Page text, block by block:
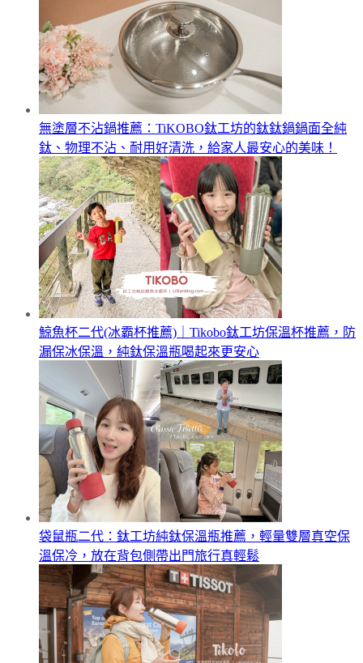
無塗層不沾鍋推薦：TiKOBO鈦工坊的鈦鈦鍋鍋面全純
鈦、物理不沾、耐用好清洗，給家人最安心的美味！
鯨魚杯二代(冰霸杯推薦)｜Tikobo鈦工坊保溫杯推薦，防
漏保冰保溫，純鈦保溫瓶喝起來更安心
袋鼠瓶二代：鈦工坊純鈦保溫瓶推薦，輕量雙層真空保
溫保冷，放在背包側帶出門旅行真輕鬆